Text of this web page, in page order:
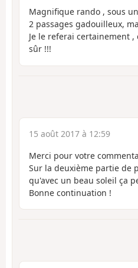
Magnifique rando , sous
2 passages gadouilleux,
Je le referai certainement
sûr !!!
15 août 2017 à 12:59
Merci pour votre
Sur la deuxième partie de
qu'avec un beau soleil ça
Bonne continuation !